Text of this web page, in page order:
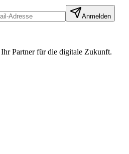
Anmelden
Partner für die digitale Zukunft.